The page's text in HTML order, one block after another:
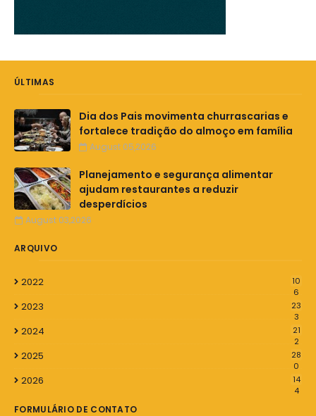
ÚLTIMAS
Dia dos Pais movimenta churrascarias e
fortalece tradição do almoço em família
August 05,2026
Planejamento e segurança alimentar
ajudam restaurantes a reduzir
desperdícios
August 03,2026
ARQUIVO
2022
10
6
2023
23
3
2024
21
2
2025
28
0
2026
14
4
FORMULÁRIO DE CONTATO